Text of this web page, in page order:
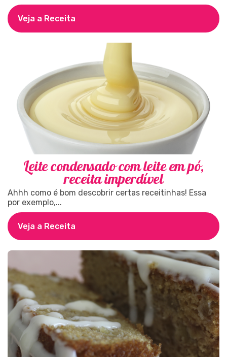
Veja a Receita
Leite condensado com leite em pó,
receita imperdível
Ahhh como é bom descobrir certas receitinhas! Essa
por exemplo,...
Veja a Receita